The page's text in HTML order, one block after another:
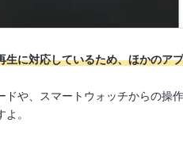
生に対応しているため、ほかのア
ドや、スマートウォッチからの操
。